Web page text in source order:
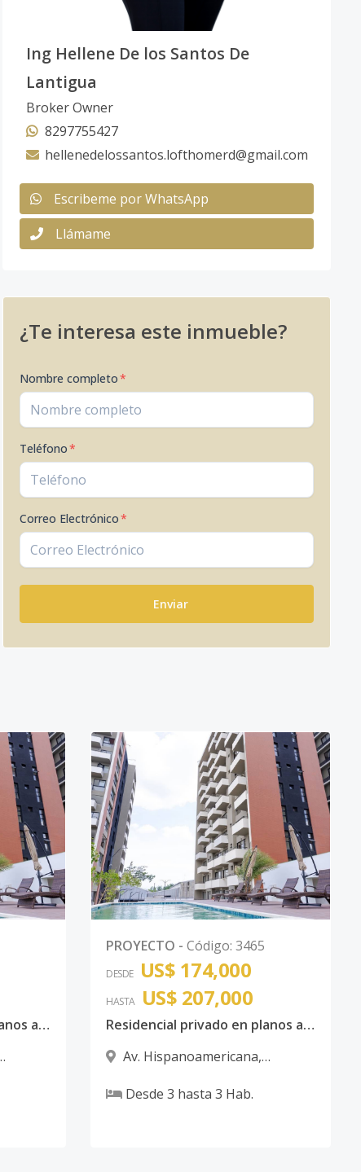
Ing Hellene De los Santos De
Lantigua
Broker Owner
8297755427
hellenedelossantos.lofthomerd@gmail.com
Escribeme por WhatsApp
Llámame
¿Te interesa este inmueble?
Nombre completo*
Teléfono*
Correo Electrónico*
Enviar
Residencial privado en planos apartamentos, ubicado en la Avenida Hispanoamericana, Santiago.
PROYECTO - Código: 3465
DESDE US$ 174,000
HASTA US$ 207,000
Residencial privado en planos apartamentos, ubicado en la Avenida Hispanoamericana, Santiago.
Av. Hispanoamericana,
Desde 3 hasta 3 Hab.